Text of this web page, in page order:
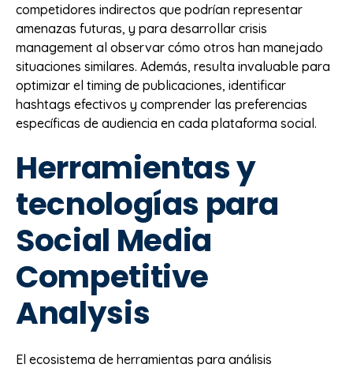
competidores indirectos que podrían representar
amenazas futuras, y para desarrollar crisis
management al observar cómo otros han manejado
situaciones similares. Además, resulta invaluable para
optimizar el timing de publicaciones, identificar
hashtags efectivos y comprender las preferencias
específicas de audiencia en cada plataforma social.
Herramientas y
tecnologías para
Social Media
Competitive
Analysis
El ecosistema de herramientas para análisis